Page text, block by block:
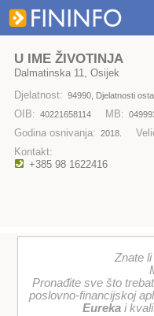
U IME ŽIVOTINJA
Dalmatinska 11, Osijek
Djelatnost: 94990, Djelatnosti
OIB: 40221658114 MB:
Godina osnivanja: 2018.
Kontakt:
+385 98 1622416
Znate
Pronađite sve što
poslovno-financijskoj
Eurekai